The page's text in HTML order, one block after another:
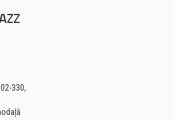
330,